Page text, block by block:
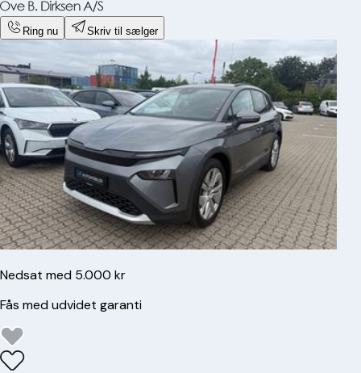
Ring nu Skriv til sælger
Nedsat med 5.000 kr
Fås med udvidet garanti